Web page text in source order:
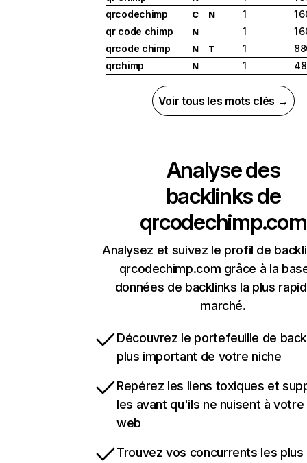
qrcodechimp
C N 1
1
qr code chimp
N 1
1
qrcode chimp
N T 1
qrchimp
N 1
Voir tous les mots clés →
Analyse des
backlinks de
qrcodechimp.com
Analysez et suivez le profil de
qrcodechimp.com grâce à la
données de backlinks la plus
marché.
Découvrez le portefeuille de
plus important de votre niche
Repérez les liens toxiques et
les avant qu'ils ne nuisent à
web
Trouvez vos concurrents les